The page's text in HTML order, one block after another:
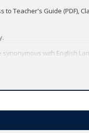
Teacher's Guide (PDF),
with English